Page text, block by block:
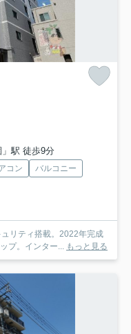
駅 徒歩9分
コン
バルコニー
リティ搭載。2022年完成
プ。インター... もっと見る